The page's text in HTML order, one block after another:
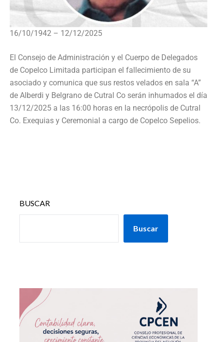
16/10/1942 – 12/12/2025
El Consejo de Administración y el Cuerpo de Delegados
de Copelco Limitada participan el fallecimiento de su
asociado y comunica que sus restos velados en sala “A”
de Alberdi y Belgrano de Cutral Co serán inhumados el día
13/12/2025 a las 16:00 horas en la necrópolis de Cutral
Co. Exequias y Ceremonial a cargo de Copelco Sepelios.
BUSCAR
Buscar